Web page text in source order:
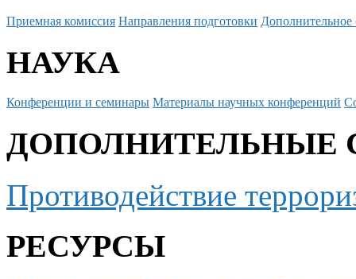
Приемная комиссия Направления подготовки Дополнительное
НАУКА
Конференции и семинары Материалы научных конференций
ДОПОЛНИТЕЛЬНЫЕ
Противодействие
РЕСУРСЫ